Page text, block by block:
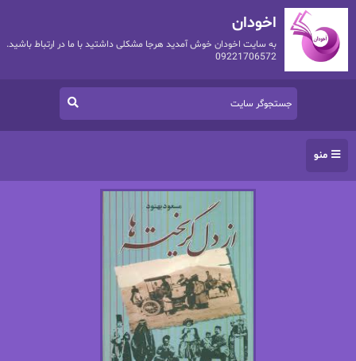
اخودان
به سایت اخودان خوش آمدید هرجا مشکلی داشتید با ما در ارتباط باشید.
09221706572
منو